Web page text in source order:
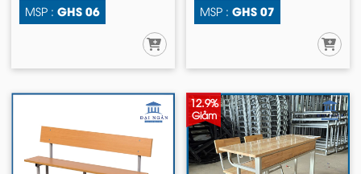
MSP : GHS 06 MSP : GHS 07
12.9%
Giảm